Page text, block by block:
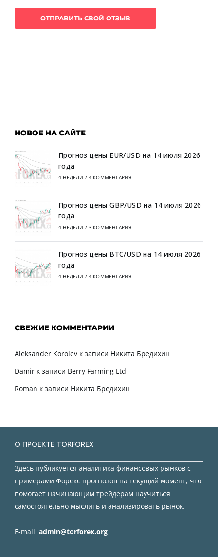
НОВОЕ НА САЙТЕ
Прогноз цены EUR/USD на 14 июля 2026
года
4 НЕДЕЛИ / 4 КОММЕНТАРИЯ
Прогноз цены GBP/USD на 14 июля 2026
года
4 НЕДЕЛИ / 3 КОММЕНТАРИЯ
Прогноз цены BTC/USD на 14 июля 2026
года
4 НЕДЕЛИ / 4 КОММЕНТАРИЯ
СВЕЖИЕ КОММЕНТАРИИ
Aleksander Korolev к записи Никита Бредихин
Damir к записи Berry Farming Ltd
Roman к записи Никита Бредихин
О ПРОЕКТЕ TORFOREX
Здесь публикуется аналитика финансовых рынков с
примерами Форекс прогнозов на текущий момент, что
помогает начинающим трейдерам научиться
самостоятельно мыслить и анализировать рынок.
E-mail: admin@torforex.org